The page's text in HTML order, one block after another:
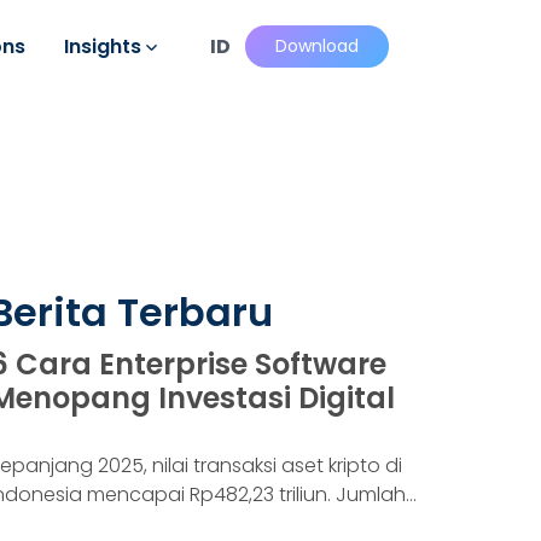
Insights ID Download
Terbaru
Cara Enterprise Software
Investasi Digital
2025, nilai transaksi aset kripto di
mencapai Rp482,23 triliun. Jumlah